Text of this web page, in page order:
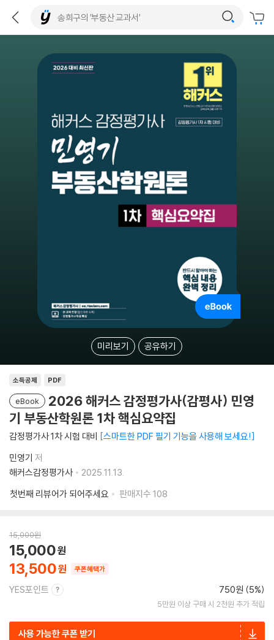
미리보기 공유하기
소득공제 PDF
eBook
2026 해커스 감정평가사(감평사) 민영
기 부동산학원론 1차 핵심요약집
감정평가사 1차 시험 대비 스마트한 PDF 필기 기능을 사용해 보세요!
민영기 저
해커스감정평가사
2025.11.13.
첫번째 리뷰어가 되어주세요
판매지수 108
15,000원
13,500
15,000
쿠폰혜택가
YES포인트 750원 (5%)
5만원 이상 구매 시 2천원 추가 적립
사용 가능한 쿠폰 받기